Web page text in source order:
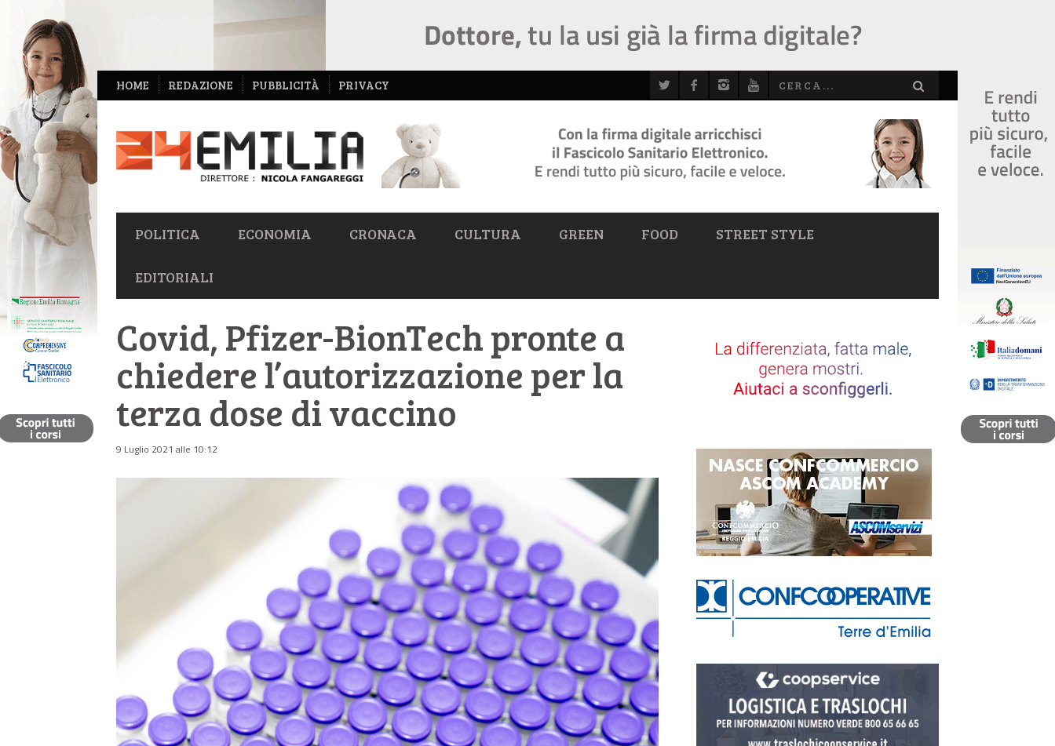
NAVIGAZIONE
SECONDARIA
HOME REDAZIONE PUBBLICITÀ PRIVACY
NAVIGAZIONE
PRIMARIA
POLITICA ECONOMIA CRONACA CULTURA GREEN FOOD STREET STYLE
EDITORIALI
Covid, Pfizer-BionTech pronte a
chiedere l’autorizzazione per la
terza dose di vaccino
9 Luglio 2021 alle 10:12